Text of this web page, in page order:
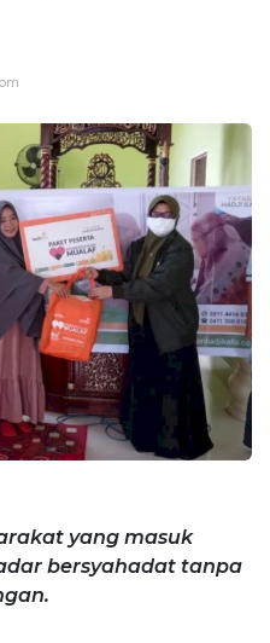
yang masuk
bersyahadat tanpa